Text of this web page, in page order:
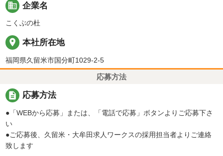
business 企業名
こくぶの杜
place 本社所在地
福岡県久留米市国分町1029-2-5
応募方法
description 応募方法
●「WEBから応募」または、「電話で応募」ボタンよりご応募下さ
い
●ご応募後、久留米・大牟田求人ワークスの採用担当者よりご連絡
致します